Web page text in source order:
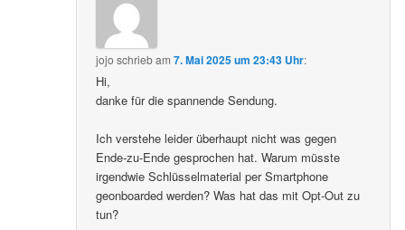
jojo schriebam7. Mai 2025 um 23:43 Uhr:
Hi,
danke für die spannende Sendung.
Ich verstehe leider überhaupt nicht was gegen
Ende-zu-Ende gesprochen hat. Warum müsste
irgendwie Schlüsselmaterial per Smartphone
geonboarded werden? Was hat das mit Opt-Out zu
tun?